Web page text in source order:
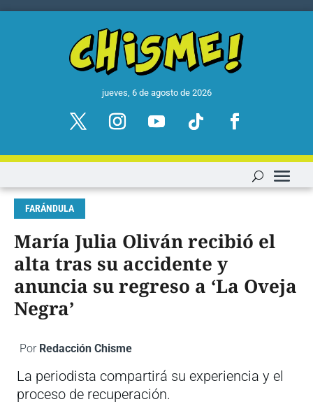
jueves, 6 de agosto de 2026
FARÁNDULA
María Julia Oliván recibió el
alta tras su accidente y
anuncia su regreso a ‘La Oveja
Negra’
Por Redacción Chisme
La periodista compartirá su experiencia y el
proceso de recuperación.